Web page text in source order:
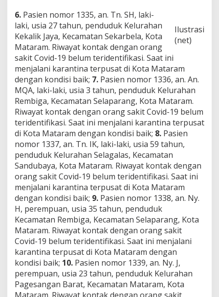
Ilustrasi
(net)
6. Pasien nomor 1335, an. Tn. SH, laki-
laki, usia 27 tahun, penduduk Kelurahan
Kekalik Jaya, Kecamatan Sekarbela, Kota
Mataram. Riwayat kontak dengan orang
sakit Covid-19 belum teridentifikasi. Saat ini
menjalani karantina terpusat di Kota Mataram
dengan kondisi baik; 7. Pasien nomor 1336, an. An.
MQA, laki-laki, usia 3 tahun, penduduk Kelurahan
Rembiga, Kecamatan Selaparang, Kota Mataram.
Riwayat kontak dengan orang sakit Covid-19 belum
teridentifikasi. Saat ini menjalani karantina terpusat
di Kota Mataram dengan kondisi baik; 8. Pasien
nomor 1337, an. Tn. IK, laki-laki, usia 59 tahun,
penduduk Kelurahan Selagalas, Kecamatan
Sandubaya, Kota Mataram. Riwayat kontak dengan
orang sakit Covid-19 belum teridentifikasi. Saat ini
menjalani karantina terpusat di Kota Mataram
dengan kondisi baik; 9. Pasien nomor 1338, an. Ny.
H, perempuan, usia 35 tahun, penduduk
Kecamatan Rembiga, Kecamatan Selaparang, Kota
Mataram. Riwayat kontak dengan orang sakit
Covid-19 belum teridentifikasi. Saat ini menjalani
karantina terpusat di Kota Mataram dengan
kondisi baik; 10. Pasien nomor 1339, an. Ny. J,
perempuan, usia 23 tahun, penduduk Kelurahan
Pagesangan Barat, Kecamatan Mataram, Kota